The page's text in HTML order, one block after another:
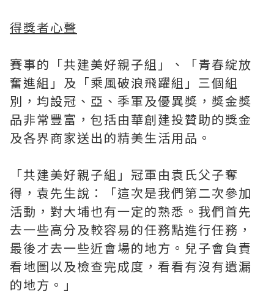
得獎者心聲
賽事的「共建美好親子組」、「青春綻放
奮進組」及「乘風破浪飛躍組」三個組
別，均設冠、亞、季軍及優異獎，獎金獎
品非常豐富，包括由華創建投贊助的獎金
及各界商家送出的精美生活用品。
「共建美好親子組」冠軍由袁氏父子奪
得，袁先生說：「這次是我們第二次參加
活動，對大埔也有一定的熟悉。我們首先
去一些高分及較容易的任務點進行任務，
最後才去一些近會場的地方。兒子會負責
看地圖以及檢查完成度，看看有沒有遺漏
的地方。」